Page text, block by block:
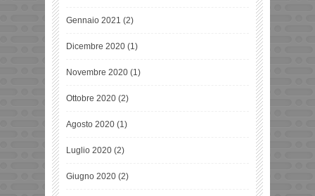
Gennaio 2021 (2)
Dicembre 2020 (1)
Novembre 2020 (1)
Ottobre 2020 (2)
Agosto 2020 (1)
Luglio 2020 (2)
Giugno 2020 (2)